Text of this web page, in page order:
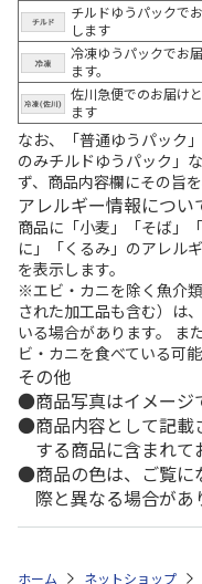
チルドゆうパックで
します
冷凍ゆうパックでお
ます。
佐川急便でのお届け
ます
なお、「普通ゆうパック
のみチルドゆうパック」
ず、商品内容欄にその旨
アレルギー情報につい
商品に「小麦」「そば」
に」「くるみ」のアレル
を表示します。
※エビ・カニを除く魚介
された加工品も含む）は
いる場合があります。 ま
ビ・カニを食べている可
その他
商品写真はイメージ
商品内容として記
する商品に含まれて
商品の色は、ご覧
際と異なる場合があ
ホーム ネットショップ